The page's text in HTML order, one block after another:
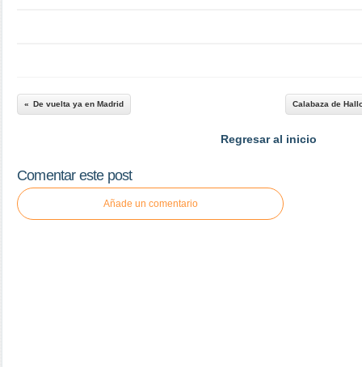
De vuelta ya en Madrid Calabaza de
Regresar al inicio
Comentar este post
Añade un comentario